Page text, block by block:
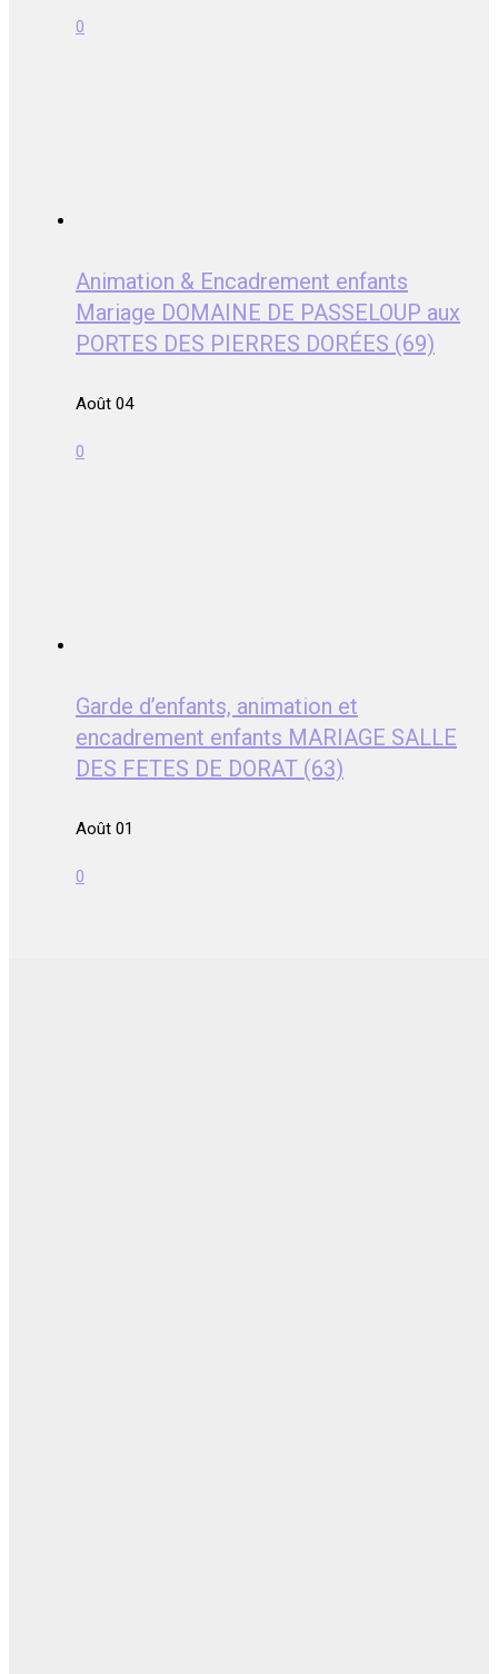
0
Animation & Encadrement enfants
Mariage DOMAINE DE PASSELOUP aux
PORTES DES PIERRES DORÉES (69)
Août 04
0
Garde d’enfants, animation et
encadrement enfants MARIAGE SALLE
DES FETES DE DORAT (63)
Août 01
0